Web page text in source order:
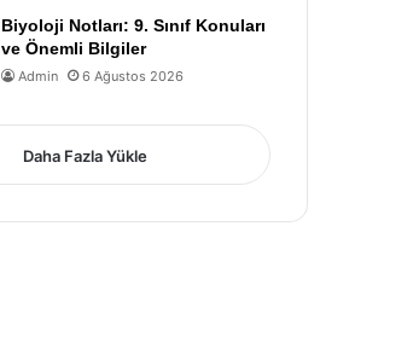
Biyoloji Notları: 9. Sınıf Konuları
ve Önemli Bilgiler
Admin 6 Ağustos 2026
Daha Fazla Yükle